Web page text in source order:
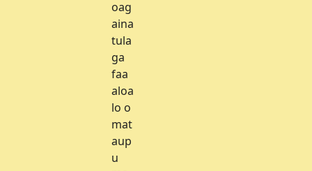
oag
aina
tula
ga
faa
aloa
lo o
mat
aup
u